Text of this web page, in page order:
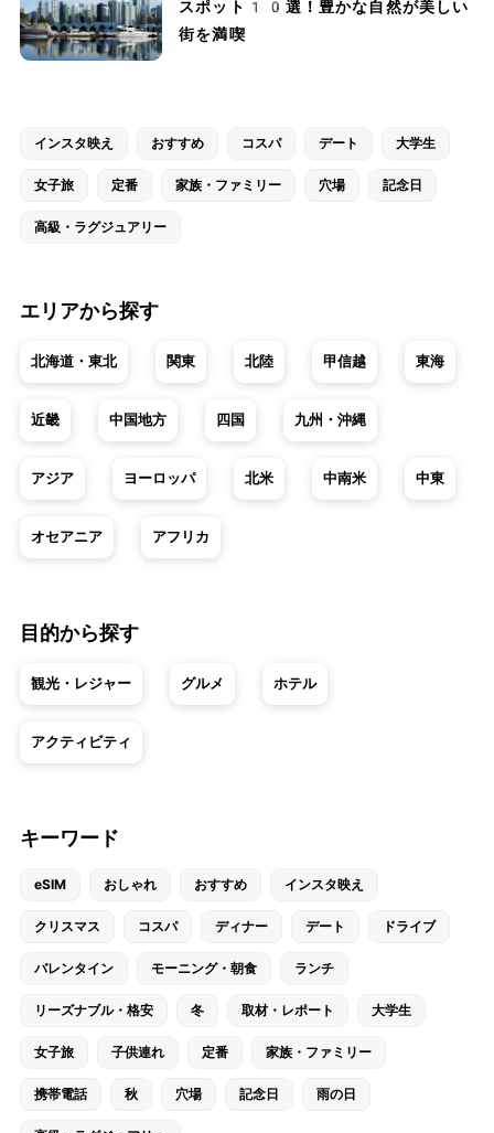
スポット10選！豊かな自然が美しい
街を満喫
インスタ映え おすすめ コスパ デート 大学生
女子旅 定番 家族・ファミリー 穴場 記念日
高級・ラグジュアリー
エリアから探す
北海道・東北 関東 北陸 甲信越 東海
近畿 中国地方 四国 九州・沖縄
アジア ヨーロッパ 北米 中南米 中東
オセアニア アフリカ
目的から探す
観光・レジャー グルメ ホテル
アクティビティ
キーワード
eSIM おしゃれ おすすめ インスタ映え
クリスマス コスパ ディナー デート ドライブ
バレンタイン モーニング・朝食 ランチ
リーズナブル・格安 冬 取材・レポート 大学生
女子旅 子供連れ 定番 家族・ファミリー
携帯電話 秋 穴場 記念日 雨の日